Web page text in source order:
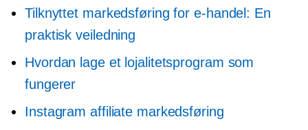
Tilknyttet markedsføring for e-handel: En
praktisk veiledning
Hvordan lage et lojalitetsprogram som
fungerer
Instagram affiliate markedsføring